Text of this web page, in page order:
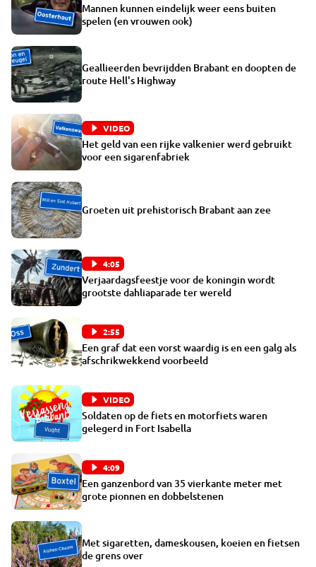
Mannen kunnen eindelijk weer eens buiten
spelen (en vrouwen ook)
Geallieerden bevrijdden Brabant en doopten de
route Hell's Highway
VIDEO
Het geld van een rijke valkenier werd gebruikt
voor een sigarenfabriek
Groeten uit prehistorisch Brabant aan zee
4:05
Verjaardagsfeestje voor de koningin wordt
grootste dahliaparade ter wereld
2:55
Een graf dat een vorst waardig is en een galg als
afschrikwekkend voorbeeld
VIDEO
Soldaten op de fiets en motorfiets waren
gelegerd in Fort Isabella
4:09
Een ganzenbord van 35 vierkante meter met
grote pionnen en dobbelstenen
Met sigaretten, dameskousen, koeien en fietsen
de grens over